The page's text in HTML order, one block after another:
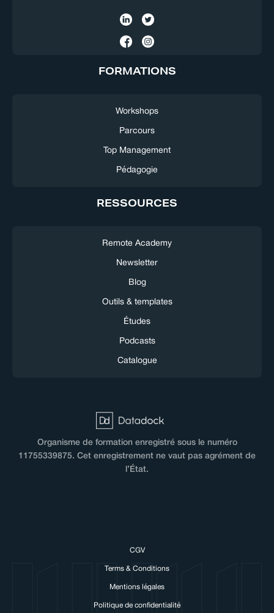
FORMATIONS
Workshops
Parcours
Top Management
Pédagogie
RESSOURCES
Remote Academy
Newsletter
Blog
Outils & templates
Études
Podcasts
Catalogue
Organisme de formation enregistré sous le numéro
11755339875. Cet enregistrement ne vaut pas agrément de
l’État.
CGV
Terms & Conditions
Mentions légales
Politique de confidentialité